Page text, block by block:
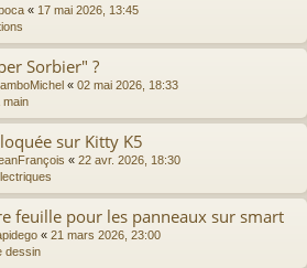
« 17 mai 2026, 13:45
Sorbier" ?
« 02 mai 2026, 18:33
main
sur Kitty K5
« 22 avr. 2026, 18:30
feuille pour les panneaux sur smart
« 21 mars 2026, 23:00
dessin